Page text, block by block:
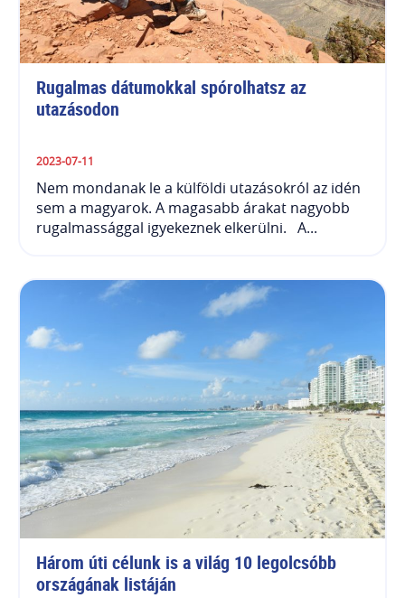
Rugalmas dátumokkal spórolhatsz az
utazásodon
2023-07-11
Nem mondanak le a külföldi utazásokról az idén
sem a magyarok. A magasabb árakat nagyobb
rugalmassággal igyekeznek elkerülni. A...
Három úti célunk is a világ 10 legolcsóbb
országának listáján